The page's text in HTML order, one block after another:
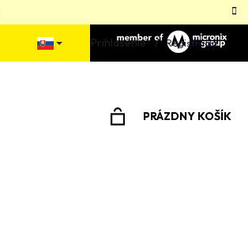
Prihlásenie Registrácia
PRÁZDNY KOŠÍK